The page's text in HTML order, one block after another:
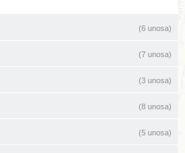
(6 unosa)
(7 unosa)
(3 unosa)
(8 unosa)
(5 unosa)